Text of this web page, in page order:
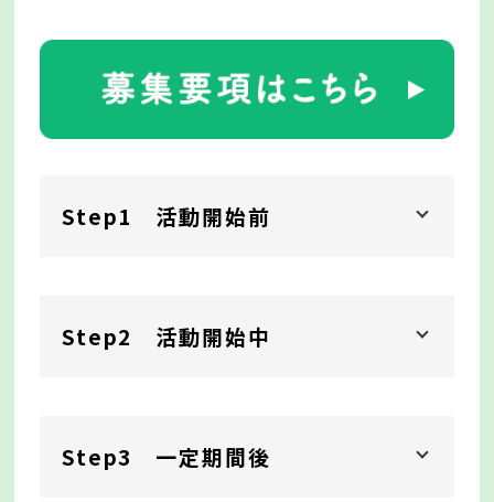
Step1 活動開始前
Step2 活動開始中
Step3 一定期間後